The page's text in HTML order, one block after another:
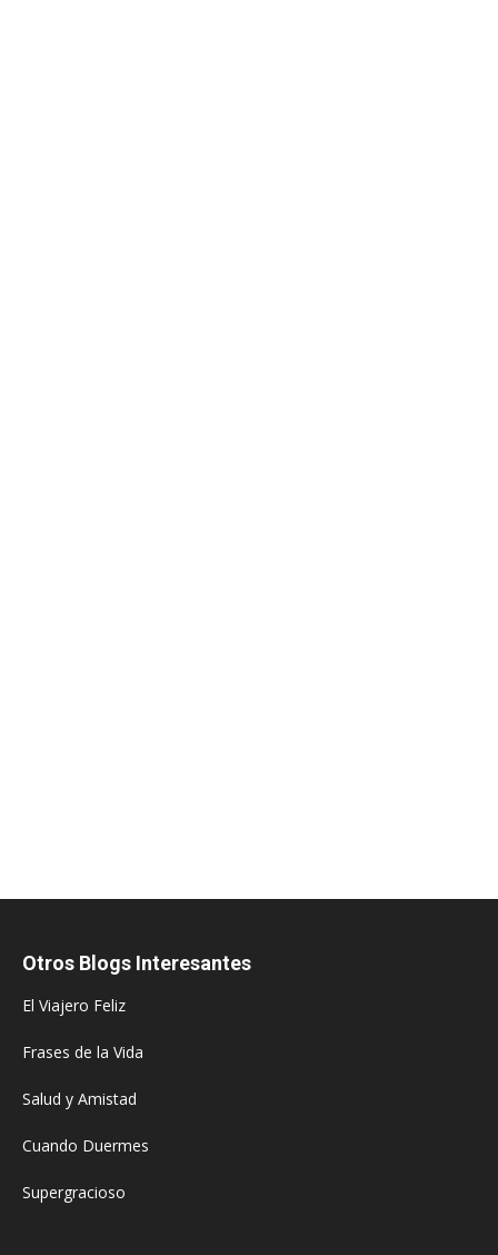
Otros Blogs Interesantes
El Viajero Feliz
Frases de la Vida
Salud y Amistad
Cuando Duermes
Supergracioso